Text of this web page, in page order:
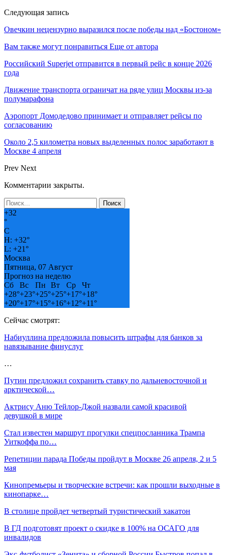
Следующая запись
Овечкин нецензурно выразился после победы над «Бостоном»
Вам также могут понравиться Еще от автора
Российский Superjet отправится в первый рейс в конце 2026
года
Движение транспорта ограничат на ряде улиц Москвы из-за
полумарафона
Аэропорт Домодедово принимает и отправляет рейсы по
согласованию
Около 2,5 километра новых выделенных полос заработают в
Москве 4 апреля
Prev Next
Комментарии закрыты.
+32
°
C
H: +32°
L: +21°
Москва
Пятница, 07 Август
Прогноз на неделю
Сб
Вс Пн Вт Ср
Чт
+28°+23°+25°+25°+17°+18°
+20°+17°+15°+16°+12°+11°
Сейчас смотрят:
Набиуллина предложила повысить штрафы для банков за
навязывание финуслуг
…
Путин предложил сохранить ставку по дальневосточной и
арктической…
Актрису Аню Тейлор-Джой назвали самой красивой
девушкой в мире
Стал известен маршрут прогулки спецпосланника Трампа
Уиткоффа по…
Репетиции парада Победы пройдут в Москве 26 апреля, 2 и 5
мая
Кинопремьеры и творческие встречи: как прошли выходные в
кинопарке…
В столице пройдет четвертый туристический хакатон
В ГД подготовят проект о скидке в 100% на ОСАГО для
инвалидов